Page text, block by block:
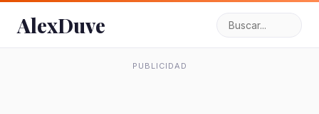
AlexDuve
PUBLICIDAD